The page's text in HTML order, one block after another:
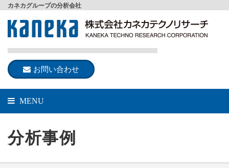
カネカグループの分析会社
お問い合わせ
MENU
分析事例